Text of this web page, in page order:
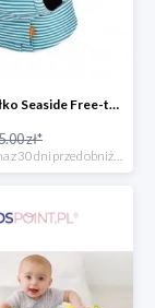
Tula Nosidełko Seaside Free-to-Grow
zł*